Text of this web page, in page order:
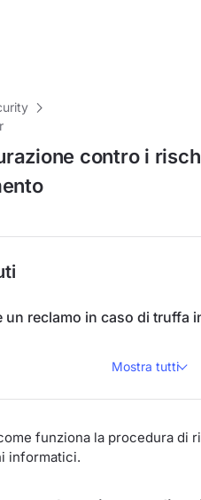
contro i
un reclamo in caso di truffa
Mostra tutti
funziona la procedura di
informatici.